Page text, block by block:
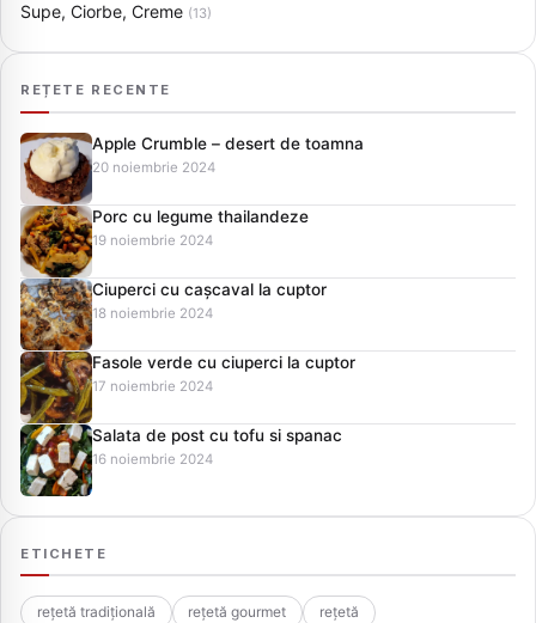
Supe, Ciorbe, Creme (13)
REȚETE RECENTE
Apple Crumble – desert de toamna
20 noiembrie 2024
Porc cu legume thailandeze
19 noiembrie 2024
Ciuperci cu cașcaval la cuptor
18 noiembrie 2024
Fasole verde cu ciuperci la cuptor
17 noiembrie 2024
Salata de post cu tofu si spanac
16 noiembrie 2024
ETICHETE
rețetă tradițională rețetă gourmet
rețetă